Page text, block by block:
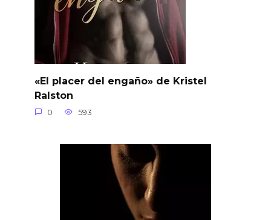
«El placer del engaño» de Kristel
Ralston
0 593